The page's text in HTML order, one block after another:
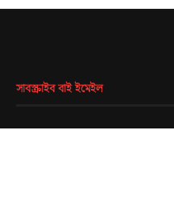
সাবস্ক্রাইব বাই ইমেইল